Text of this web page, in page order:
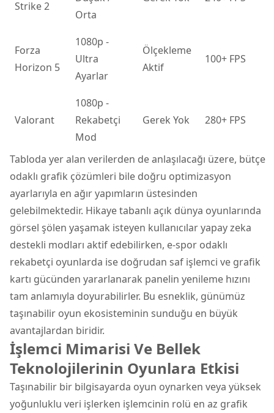
Strike 2
Orta
Forza
Horizon 5
1080p -
Ultra
Ayarlar
Ölçekleme
Aktif
100+ FPS
Valorant
1080p -
Rekabetçi
Mod
Gerek Yok 280+ FPS
Tabloda yer alan verilerden de anlaşılacağı üzere, bütçe
odaklı grafik çözümleri bile doğru optimizasyon
ayarlarıyla en ağır yapımların üstesinden
gelebilmektedir. Hikaye tabanlı açık dünya oyunlarında
görsel şölen yaşamak isteyen kullanıcılar yapay zeka
destekli modları aktif edebilirken, e-spor odaklı
rekabetçi oyunlarda ise doğrudan saf işlemci ve grafik
kartı gücünden yararlanarak panelin yenileme hızını
tam anlamıyla doyurabilirler. Bu esneklik, günümüz
taşınabilir oyun ekosisteminin sunduğu en büyük
avantajlardan biridir.
İşlemci Mimarisi Ve Bellek
Teknolojilerinin Oyunlara Etkisi
Taşınabilir bir bilgisayarda oyun oynarken veya yüksek
yoğunluklu veri işlerken işlemcinin rolü en az grafik